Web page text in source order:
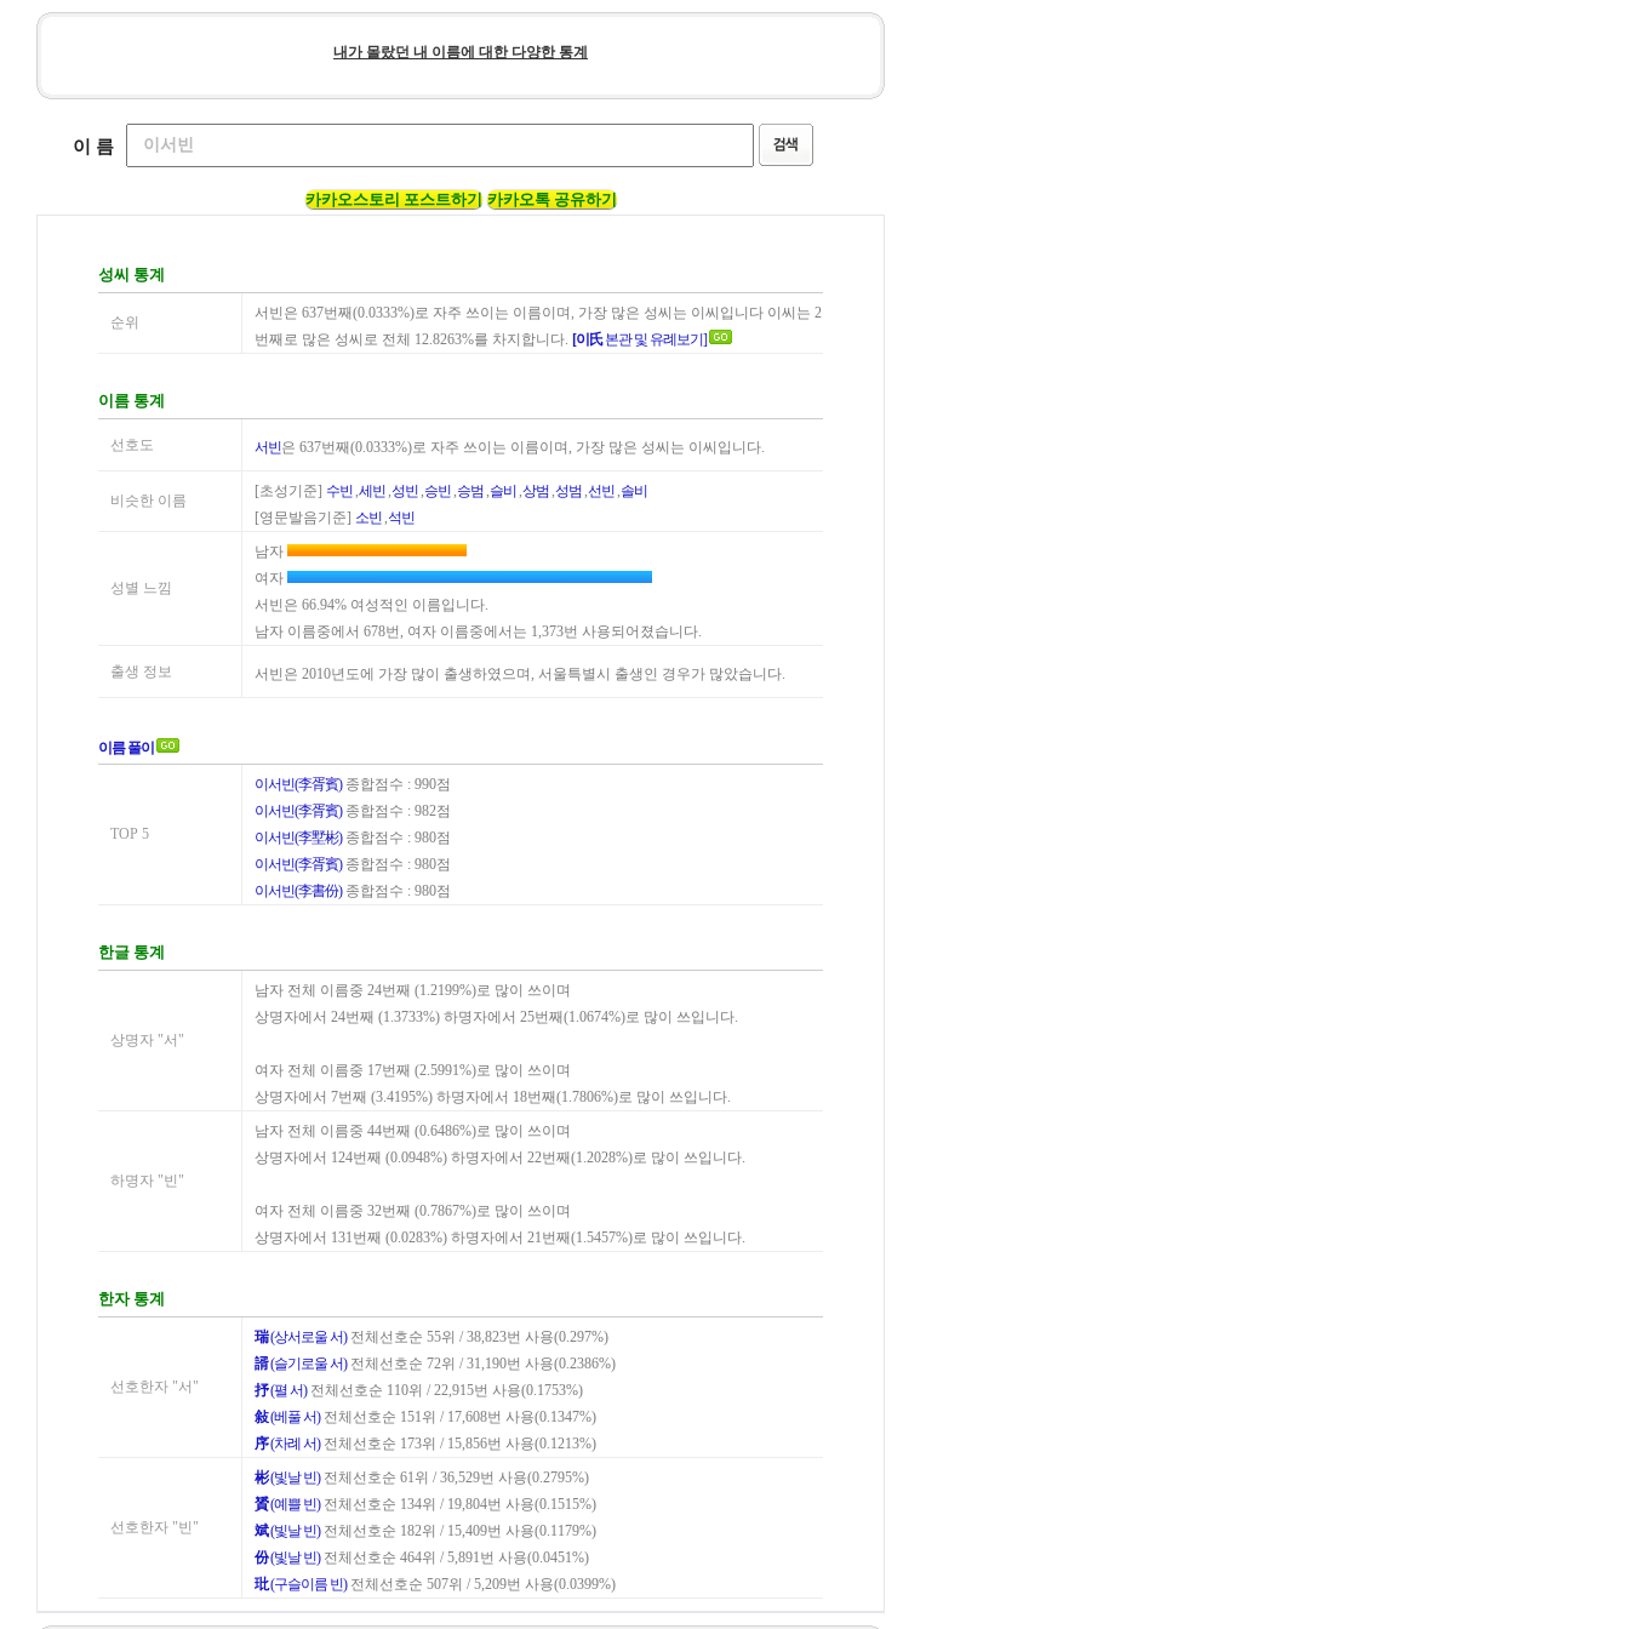
내가 몰랐던 내 이름에 대한 다양한 통계
이 름
카카오스토리 포스트하기 카카오톡 공유하기
성씨 통계
순위
서빈은 637번째(0.0333%)로 자주 쓰이는 이름이며, 가장 많은 성씨는 이씨입니다 이씨는 2
번째로 많은 성씨로 전체 12.8263%를 차지합니다. [이氏본관 및 유례보기]
이름 통계
선호도 서빈은 637번째(0.0333%)로 자주 쓰이는 이름이며, 가장 많은 성씨는 이씨입니다.
비슷한 이름
[초성기준] 수빈,세빈,성빈,승빈,승범 ,슬비 ,상범 ,성범 ,선빈,솔비
[영문발음기준] 소빈,석빈
성별 느낌
남자
여자
서빈은 66.94% 여성적인 이름입니다.
남자 이름중에서 678번, 여자 이름중에서는 1,373번 사용되어졌습니다.
출생 정보 서빈은 2010년도에 가장 많이 출생하였으며, 서울특별시 출생인 경우가 많았습니다.
이름 풀이
TOP 5
이서빈(李胥賓)종합점수 : 990점
이서빈(李胥賓)종합점수 : 982점
이서빈(李墅彬)종합점수 : 980점
이서빈(李胥賓)종합점수 : 980점
이서빈(李書份)종합점수 : 980점
한글 통계
상명자 "서"
남자 전체 이름중 24번째 (1.2199%)로 많이 쓰이며
상명자에서 24번째 (1.3733%) 하명자에서 25번째(1.0674%)로 많이 쓰입니다.
여자 전체 이름중 17번째 (2.5991%)로 많이 쓰이며
상명자에서 7번째 (3.4195%) 하명자에서 18번째(1.7806%)로 많이 쓰입니다.
하명자 "빈"
남자 전체 이름중 44번째 (0.6486%)로 많이 쓰이며
상명자에서 124번째 (0.0948%) 하명자에서 22번째(1.2028%)로 많이 쓰입니다.
여자 전체 이름중 32번째 (0.7867%)로 많이 쓰이며
상명자에서 131번째 (0.0283%) 하명자에서 21번째(1.5457%)로 많이 쓰입니다.
한자 통계
선호한자 "서"
瑞(상서로울 서)전체선호순 55위 / 38,823번 사용(0.297%)
諝(슬기로울 서)전체선호순 72위 / 31,190번 사용(0.2386%)
抒(펼 서)전체선호순 110위 / 22,915번 사용(0.1753%)
敍(베풀 서)전체선호순 151위 / 17,608번 사용(0.1347%)
序(차례 서)전체선호순 173위 / 15,856번 사용(0.1213%)
선호한자 "빈"
彬(빛날 빈)전체선호순 61위 / 36,529번 사용(0.2795%)
贇(예쁠 빈)전체선호순 134위 / 19,804번 사용(0.1515%)
斌(빛날 빈)전체선호순 182위 / 15,409번 사용(0.1179%)
份(빛날 빈)전체선호순 464위 / 5,891번 사용(0.0451%)
玭(구슬이름 빈)전체선호순 507위 / 5,209번 사용(0.0399%)